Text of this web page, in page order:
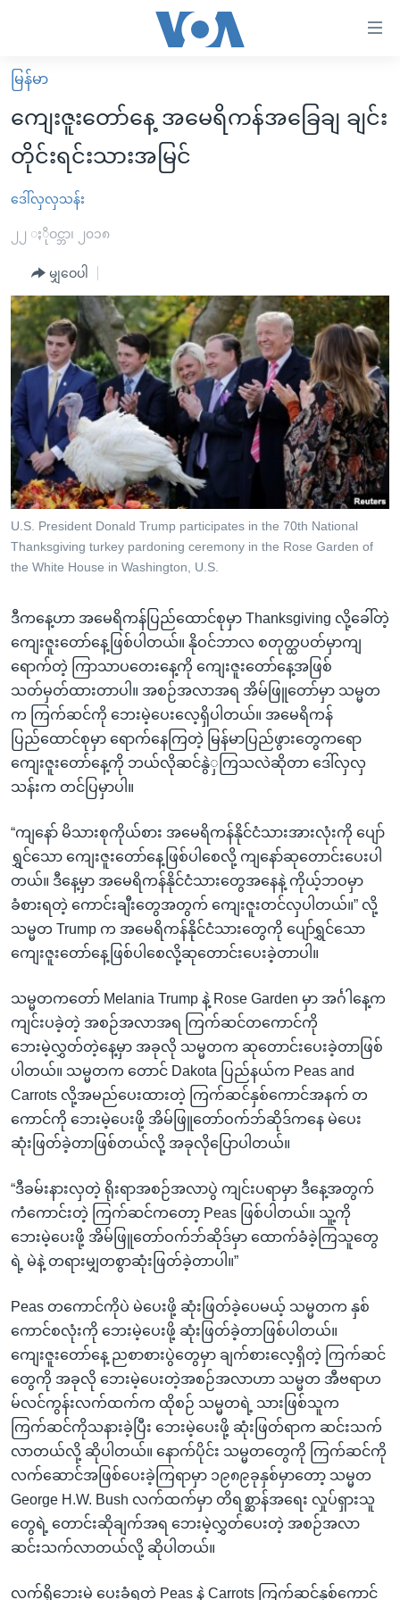
လွယ်ကူ
စေ
သည့်
Link
များ
ပင်မ
ကျော်
ကြည့်
ရန်
ပင်မ
အ
ညွန်း
စာမျက်နှာ
သို့
ကျော်
ကြည့်
ရန်
ရှာဖွေ
နေရာ
သို့
ကျော်
ရန်
မူလစာမျက်နှာ
မြန်မာ
ကမ္ဘာ့သတင်းများ
နိုင်ငံတကာ
အစ္စရေး-ပါလက်စတိုင်း
ဗွီဒီယို
အင်္ဂလိပ်စာလေ့လာမယ်
အမေရိကန်သုံးအီဒီယံ
မကြေးမုံရဲ့ အင်္ဂလိပ်စာ
ရုပ်ရှင်ထဲက အင်္ဂလိပ်စာ
သုတပဒေသာ အင်္ဂလိပ်စာ
အပတ်စဉ်ကဏ္ဍများ
ရေဒီယို
တီဗွီ
ရေဒီယိုနှင့်ရုပ်သံ အချက်အလက်များ
ရေဒီယို/တီဗွီအစီအစဉ်
Learning English
ဗွီအိုအေ လူမှုကွန်ယက်များ
ဘာသာစကားများ
မြန်မာ
ကျေးဇူးတော်နေ့ အမေရိကန်အခြေချ ချင်း
တိုင်းရင်းသားအမြင်
ဒေါ်လှလှသန်း
၂၂ ႏိုဝင္ဘာ၊ ၂၀၁၈
မျှဝေပါ
U.S. President Donald Trump participates in the 70th National
Thanksgiving turkey pardoning ceremony in the Rose Garden of
the White House in Washington, U.S.
ဒီကနေ့ဟာ အမေရိကန်ပြည်ထောင်စုမှာ Thanksgiving လို့ခေါ်တဲ့
ကျေးဇူးတော်နေ့ဖြစ်ပါတယ်။ နိုဝင်ဘာလ စတုတ္ထပတ်မှာကျ
ရောက်တဲ့ ကြာသာပတေးနေ့ကို ကျေးဇူးတော်နေ့အဖြစ်
သတ်မှတ်ထားတာပါ။ အစဉ်အလာအရ အိမ်ဖြူတော်မှာ သမ္မတ
က ကြက်ဆင်ကို ဘေးမဲ့ပေးလေ့ရှိပါတယ်။ အမေရိကန်
ပြည်ထောင်စုမှာ ရောက်နေကြတဲ့ မြန်မာပြည်ဖွားတွေကရော
ကျေးဇူးတော်နေ့ကို ဘယ်လိုဆင်နွဲှကြသလဲဆိုတာ ဒေါ်လှလှ
သန်းက တင်ပြမှာပါ။
“ကျနော် မိသားစုကိုယ်စား အမေရိကန်နိုင်ငံသားအားလုံးကို ပျော်
ရွှင်သော ကျေးဇူးတော်နေ့ဖြစ်ပါစေလို့ ကျနော်ဆုတောင်းပေးပါ
တယ်။ ဒီနေ့မှာ အမေရိကန်နိုင်ငံသားတွေအနေနဲ့ ကိုယ့်ဘဝမှာ
ခံစားရတဲ့ ကောင်းချီးတွေအတွက် ကျေးဇူးတင်လှပါတယ်။” လို့
သမ္မတ Trump က အမေရိကန်နိုင်ငံသားတွေကို ပျော်ရွှင်သော
ကျေးဇူးတော်နေ့ဖြစ်ပါစေလို့ဆုတောင်းပေးခဲ့တာပါ။
သမ္မတကတော် Melania Trump နဲ့ Rose Garden မှာ အင်္ဂါနေ့က
ကျင်းပခဲ့တဲ့ အစဉ်အလာအရ ကြက်ဆင်တကောင်ကို
ဘေးမဲ့လွှတ်တဲ့နေ့မှာ အခုလို သမ္မတက ဆုတောင်းပေးခဲ့တာဖြစ်
ပါတယ်။ သမ္မတက တောင် Dakota ပြည်နယ်က Peas and
Carrots လို့အမည်ပေးထားတဲ့ ကြက်ဆင်နှစ်ကောင်အနက် တ
ကောင်ကို ဘေးမဲ့ပေးဖို့ အိမ်ဖြူတော်ဝက်ဘ်ဆိုဒ်ကနေ မဲပေး
ဆုံးဖြတ်ခဲ့တာဖြစ်တယ်လို့ အခုလိုပြောပါတယ်။
“ဒီခမ်းနားလှတဲ့ ရိုးရာအစဉ်အလာပွဲ ကျင်းပရာမှာ ဒီနေ့အတွက်
ကံကောင်းတဲ့ ကြက်ဆင်ကတော့ Peas ဖြစ်ပါတယ်။ သူ့ကို
ဘေးမဲ့ပေးဖို့ အိမ်ဖြူတော်ဝက်ဘ်ဆိုဒ်မှာ ထောက်ခံခဲ့ကြသူတွေ
ရဲ့ မဲနဲ့ တရားမျှတစွာဆုံးဖြတ်ခဲ့တာပါ။”
Peas တကောင်ကိုပဲ မဲပေးဖို့ ဆုံးဖြတ်ခဲ့ပေမယ့် သမ္မတက နှစ်
ကောင်စလုံးကို ဘေးမဲ့ပေးဖို့ ဆုံးဖြတ်ခဲ့တာဖြစ်ပါတယ်။
ကျေးဇူးတော်နေ့ ညစာစားပွဲတွေမှာ ချက်စားလေ့ရှိတဲ့ ကြက်ဆင်
တွေကို အခုလို ဘေးမဲ့ပေးတဲ့အစဉ်အလာဟာ သမ္မတ အီဗရာဟ
မ်လင်ကွန်းလက်ထက်က ထိုစဉ် သမ္မတရဲ့ သားဖြစ်သူက
ကြက်ဆင်ကိုသနားခဲ့ပြီး ဘေးမဲ့ပေးဖို့ ဆုံးဖြတ်ရာက ဆင်းသက်
လာတယ်လို့ ဆိုပါတယ်။ နောက်ပိုင်း သမ္မတတွေကို ကြက်ဆင်ကို
လက်ဆောင်အဖြစ်ပေးခဲ့ကြရာမှာ ၁၉၈၉ခုနှစ်မှာတော့ သမ္မတ
George H.W. Bush လက်ထက်မှာ တိရစ္ဆာန်အရေး လှုပ်ရှားသူ
တွေရဲ့ တောင်းဆိုချက်အရ ဘေးမဲ့လွှတ်ပေးတဲ့ အစဉ်အလာ
ဆင်းသက်လာတယ်လို့ ဆိုပါတယ်။
လက်ရှိဘေးမဲ့ ပေးခံရတဲ့ Peas နဲ့ Carrots ကြက်ဆင်နှစ်ကောင်